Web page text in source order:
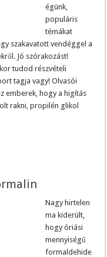
égünk,
populáris
témákat
szakavatott vendéggel a
Jó szórakozást!
tudod részvételi
tagja vagy! Olvasói
emberek, hogy a higítás
rakni, propilén glikol
Nagy hirtelen
ma kiderült,
hogy óriási
mennyiségű
formaldehide